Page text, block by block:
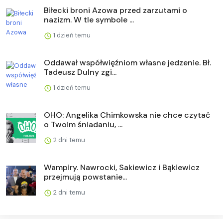
Biłecki broni Azowa przed zarzutami o
nazizm. W tle symbole ...
1 dzień temu
Oddawał współwięźniom własne jedzenie. Bł.
Tadeusz Dulny zgi...
1 dzień temu
OHO: Angelika Chimkowska nie chce czytać
o Twoim śniadaniu, ...
2 dni temu
Wampiry. Nawrocki, Sakiewicz i Bąkiewicz
przejmują powstanie...
2 dni temu